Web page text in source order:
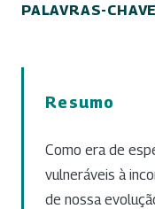
PALAVRAS-
Resumo
Como era de
vulneráveis à
de nossa